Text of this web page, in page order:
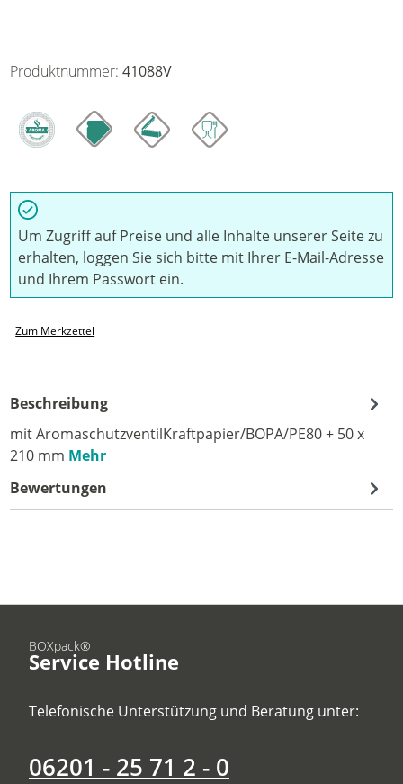
Produktnummer:41088V
Um Zugriff auf Preise und alle Inhalte unserer Seite zu
erhalten, loggen Sie sich bitte mit Ihrer E-Mail-Adresse
und Ihrem Passwort ein.
Zum Merkzettel
Beschreibung
mit AromaschutzventilKraftpapier/BOPA/PE80 + 50 x
210 mm Mehr
Bewertungen
BOXpack®
Service Hotline
Telefonische Unterstützung und Beratung unter:
06201 - 25 71 2 - 0